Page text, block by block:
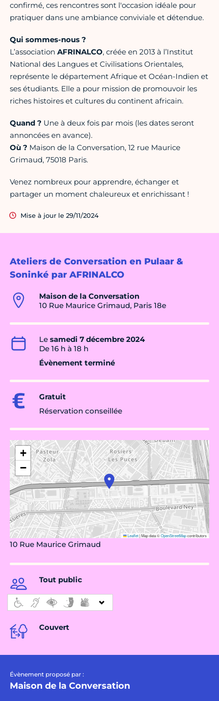
Ateliers de Conversation en Pulaar &
Soninké par AFRINALCO
Maison de la Conversation
10 Rue Maurice Grimaud, Paris 18e
Le samedi 7 décembre 2024
De 16 h à 18 h
Évènement terminé
Gratuit
Réservation conseillée
+
−
Leaflet|Map data ©OpenStreetMapcontributors
10 Rue Maurice Grimaud
Tout public
Couvert
Évènement proposé par :
Maison de la Conversation
confirmé, ces rencontres sont l'occasion idéale pour
pratiquer dans une ambiance conviviale et détendue.
Qui sommes-nous ?
L’association AFRINALCO, créée en 2013 à l’Institut
National des Langues et Civilisations Orientales,
représente le département Afrique et Océan-Indien et
ses étudiants. Elle a pour mission de promouvoir les
riches histoires et cultures du continent africain.
Quand ? Une à deux fois par mois (les dates seront
annoncées en avance).
Où ? Maison de la Conversation, 12 rue Maurice
Grimaud, 75018 Paris.
Venez nombreux pour apprendre, échanger et
partager un moment chaleureux et enrichissant !
Mise à jour le 29/11/2024